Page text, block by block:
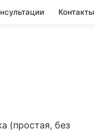
Контакты
(простая, без